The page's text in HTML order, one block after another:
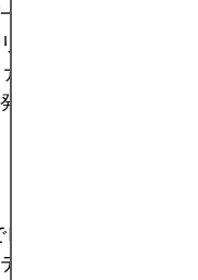
方的な状況にある
スクが高まります
ンダメンタルズが
の兆候となる可能
レポートが公開され
ィのウェブサイト